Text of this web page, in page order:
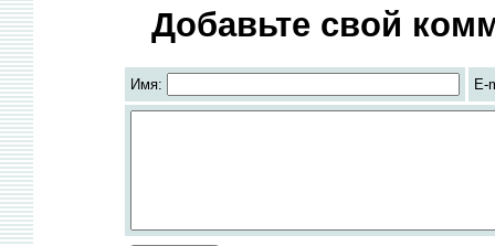
Добавьте свой
Имя: E-